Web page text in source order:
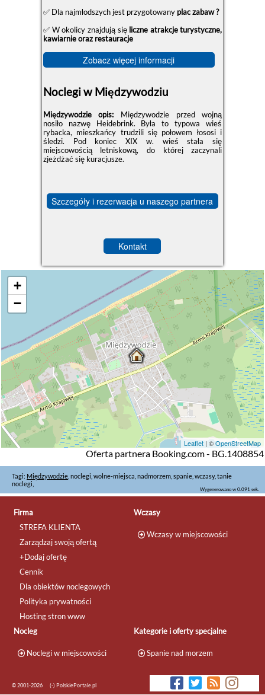
✅ Dla najmłodszych jest przygotowanyplac zabaw ?
✅ W okolicy znajdują się liczne atrakcje turystyczne,
kawiarnie oraz restauracje
Zobacz więcej informacji
Noclegi w Międzywodziu
Międzywodzie opis: Międzywodzie przed wojną
nosiło nazwę Heidebrink. Była to typowa wieś
rybacka, mieszkańcy trudzili się połowem łososi i
śledzi. Pod koniec XIX w. wieś stała się
miejscowością letniskową, do której zaczynali
zjeżdżać się kuracjusze.
Szczegóły i rezerwacja u naszego partnera
Kontakt
+
−
Leaflet | ©OpenStreetMap
Oferta partnera Booking.com - BG.1408854
Tagi: Międzywodzie , noclegi, wolne-miejsca, nadmorzem, spanie, wczasy, tanie
noclegi,
Wygenerowano w 0.091 sek.
Firma
STREFA KLIENTA
Zarządzaj swoją ofertą
+Dodaj ofertę
Cennik
Dla obiektów noclegowych
Polityka prywatności
Hosting stron www
Wczasy
Wczasy w miejscowości
Nocleg
Noclegi w miejscowości
Kategorie i oferty specjalne
Spanie nad morzem
© 2001-2026 (-) PolskiePortale.pl